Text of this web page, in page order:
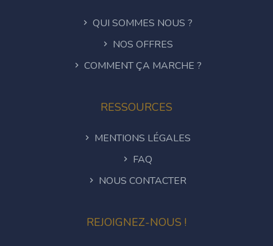
QUI SOMMES NOUS ?
NOS OFFRES
COMMENT ÇA MARCHE ?
RESSOURCES
MENTIONS LÉGALES
FAQ
NOUS CONTACTER
REJOIGNEZ-NOUS !